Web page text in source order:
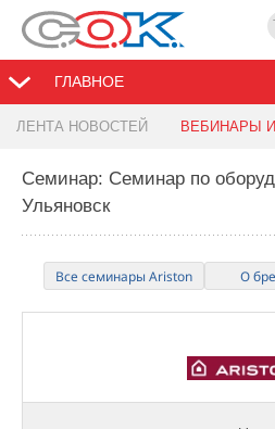
ГЛАВНОЕ
ЛЕНТА НОВОСТЕЙ ВЕБИНАРЫ
Семинар: Семинар по
Ульяновск
Все семинары Ariston О